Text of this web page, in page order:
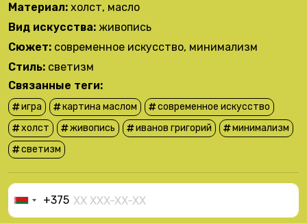
Материал: холст, масло
Вид искусства: живопись
Сюжет: современное искусство, минимализм
Стиль: светизм
Связанные теги:
игра картина маслом
современное искусство
холст
живопись иванов григорий
минимализм
светизм
Belarus
+375
+375